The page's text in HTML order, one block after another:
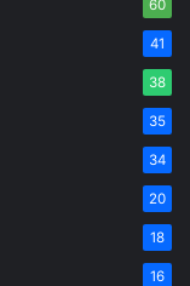
60
41
38
35
34
20
18
16